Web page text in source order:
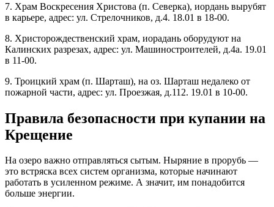
7. Храм Воскресения Христова (п. Северка), иордань вырубят
в карьере, адрес: ул. Стрелочников, д.4. 18.01 в 18-00.
8. Христорождественский храм, иорадань оборудуют на
Калинских разрезах, адрес: ул. Машиностроителей, д.4а. 19.01
в 11-00.
9. Троицкий храм (п. Шарташ), на оз. Шарташ недалеко от
пожарной части, адрес: ул. Проезжая, д.112. 19.01 в 10-00.
Правила безопасности при купании на
Крещение
На озеро важно отправляться сытым. Ныряние в прорубь —
это встряска всех систем организма, которые начинают
работать в усиленном режиме. А значит, им понадобится
больше энергии.